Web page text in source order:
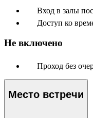
Вход в залы
Доступ ко
Не включено
Проход без
Место встречи